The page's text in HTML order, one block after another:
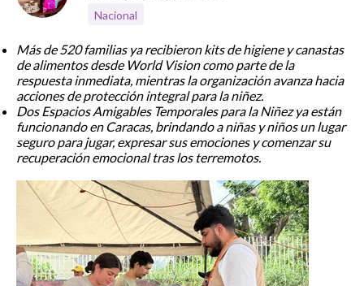
Nacional
Más de 520 familias ya recibieron kits de higiene y canastas
de alimentos desde World Vision como parte de la
respuesta inmediata, mientras la organización avanza hacia
acciones de protección integral para la niñez.
Dos Espacios Amigables Temporales para la Niñez ya están
funcionando en Caracas, brindando a niñas y niños un lugar
seguro para jugar, expresar sus emociones y comenzar su
recuperación emocional tras los terremotos.